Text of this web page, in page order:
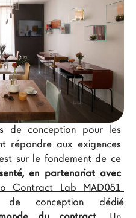
de conception pour les
répondre aux exigences
sur le fondement de ce
en partenariat avec
Contract Lab MAD051
conception dédié